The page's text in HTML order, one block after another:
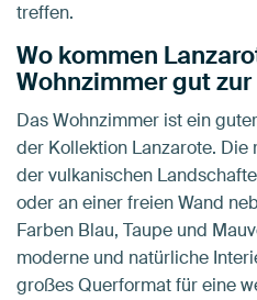
treffen.
Wo kommen
Wohnzimmer gut
Das Wohnzimmer ist ein
der Kollektion Lanzarote.
der vulkanischen
oder an einer freien Wand
Farben Blau, Taupe und
moderne und natürliche
großes Querformat für eine